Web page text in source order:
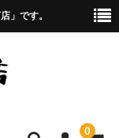
」です。
0